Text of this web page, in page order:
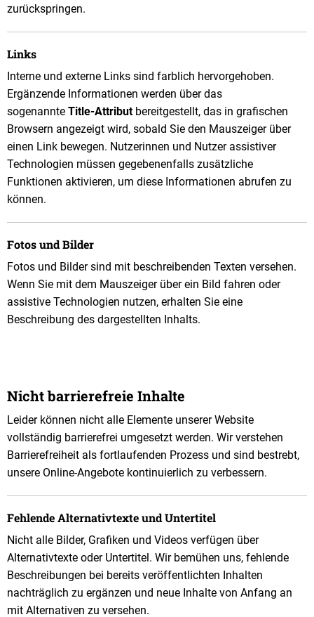
zurückspringen.
Links
Interne und externe Links sind farblich hervorgehoben.
Ergänzende Informationen werden über das
sogenannte Title-Attributbereitgestellt, das in grafischen
Browsern angezeigt wird, sobald Sie den Mauszeiger über
einen Link bewegen. Nutzerinnen und Nutzer assistiver
Technologien müssen gegebenenfalls zusätzliche
Funktionen aktivieren, um diese Informationen abrufen zu
können.
Fotos und Bilder
Fotos und Bilder sind mit beschreibenden Texten versehen.
Wenn Sie mit dem Mauszeiger über ein Bild fahren oder
assistive Technologien nutzen, erhalten Sie eine
Beschreibung des dargestellten Inhalts.
Nicht barrierefreie Inhalte
Leider können nicht alle Elemente unserer Website
vollständig barrierefrei umgesetzt werden. Wir verstehen
Barrierefreiheit als fortlaufenden Prozess und sind bestrebt,
unsere Online-Angebote kontinuierlich zu verbessern.
Fehlende Alternativtexte und Untertitel
Nicht alle Bilder, Grafiken und Videos verfügen über
Alternativtexte oder Untertitel. Wir bemühen uns, fehlende
Beschreibungen bei bereits veröffentlichten Inhalten
nachträglich zu ergänzen und neue Inhalte von Anfang an
mit Alternativen zu versehen.